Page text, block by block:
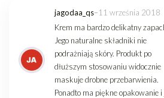
jagodaa_qs–11 września 2018
Krem ma bardzo delikatny
Jego naturalne składniki nie
podrażniają skóry. Produkt po
dłuższym stosowaniu widocznie
maskuje drobne przebarwienia.
Ponadto ma piękne opakowanie